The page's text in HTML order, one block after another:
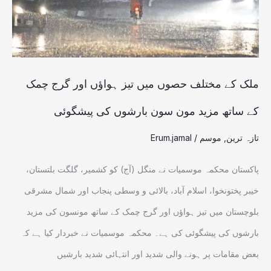
ملک کے مختلف حصوں میں تیز ہواؤں اور گرج چمک
کے ساتھ مزید مون سون بارشوں کی پیشگوئی
تازہ ترین موسم /
Erum.jamal
پاکستان محکمہ موسمیات نے منگل (آج) کو کشمیر، گلگت بلتستان،
خیبر پختونخوا، اسلام آباد، بالائی و وسطی پنجاب اور شمال مشرقی
بلوچستان میں تیز ہواؤں اور گرج چمک کے ساتھ مونسون کی مزید
بارشوں کی پیشگوئی کی ہے۔ محکمہ موسمیات نے خبردار کیا ہے کہ
بعض مقامات پر ہونے والی شدید اور انتہائی شدید بارشیں
تیز
ہواؤں
اور
گرج
ساتھ
مزید
سون
بارشوں